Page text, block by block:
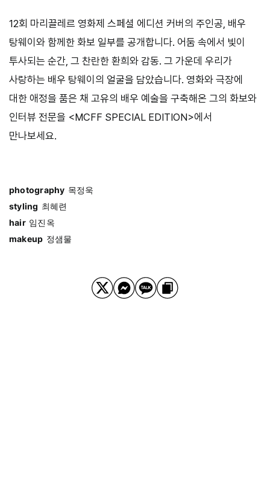
12회 마리끌레르 영화제 스페셜 에디션 커버의 주인공, 배우
탕웨이와 함께한 화보 일부를 공개합니다. 어둠 속에서 빛이
투사되는 순간, 그 찬란한 환희와 감동. 그 가운데 우리가
사랑하는 배우 탕웨이의 얼굴을 담았습니다. 영화와 극장에
대한 애정을 품은 채 고유의 배우 예술을 구축해온 그의 화보와
인터뷰 전문을 <MCFF SPECIAL EDITION>에서
만나보세요.
photography 목정욱
styling 최혜련
hair 임진옥
makeup 정샘물